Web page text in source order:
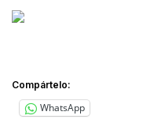
Compártelo:
WhatsApp